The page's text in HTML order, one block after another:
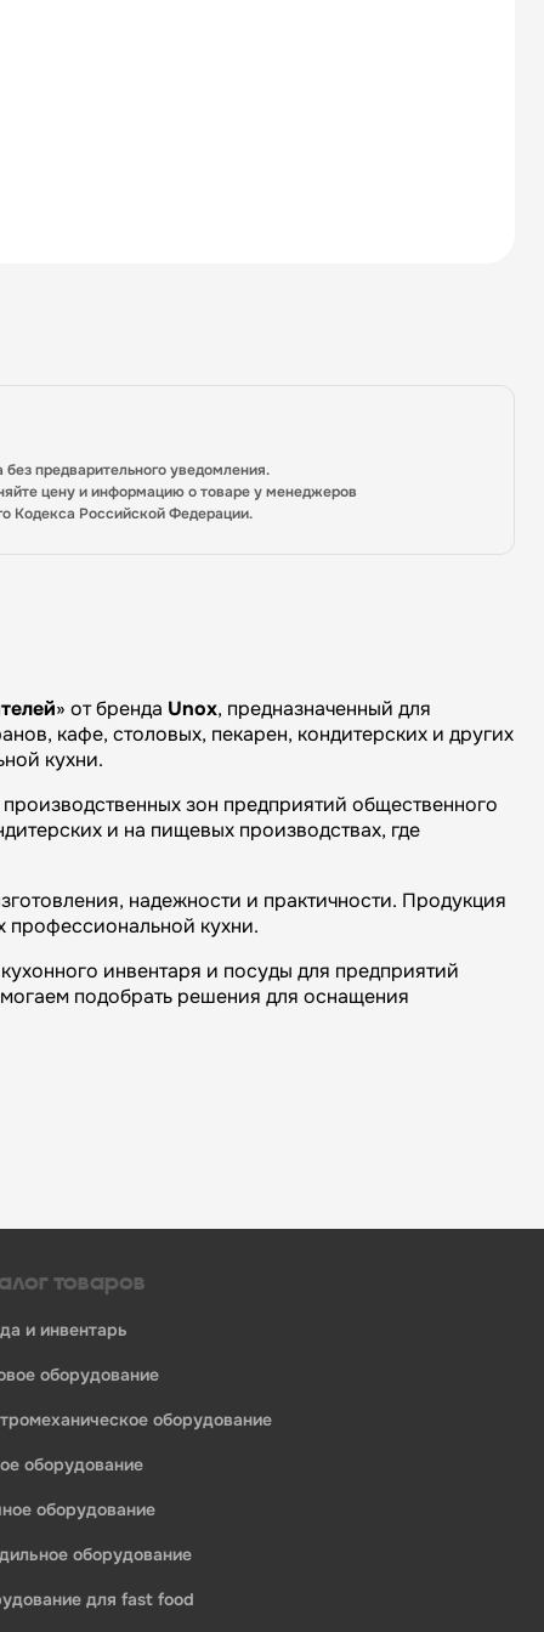
предварительного уведомления.
цену и информацию о товаре у менеджеров
Кодекса Российской Федерации.
» от бренда Unox, предназначенный для
кафе, столовых, пекарен, кондитерских и других
кухни.
зон предприятий общественного
и на пищевых производствах, где
надежности и практичности. Продукция
профессиональной кухни.
инвентаря и посуды для предприятий
подобрать решения для оснащения
общественного питания:
общественного питания.
товаров
и инвентарь
оборудование
оборудование
оборудование
оборудование
оборудование
для fast food